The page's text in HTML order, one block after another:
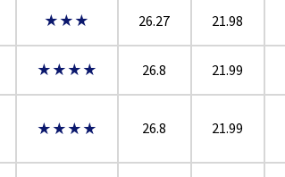
★★★ 26.27 21.98
★★★★ 26.8 21.99
★★★★ 26.8 21.99